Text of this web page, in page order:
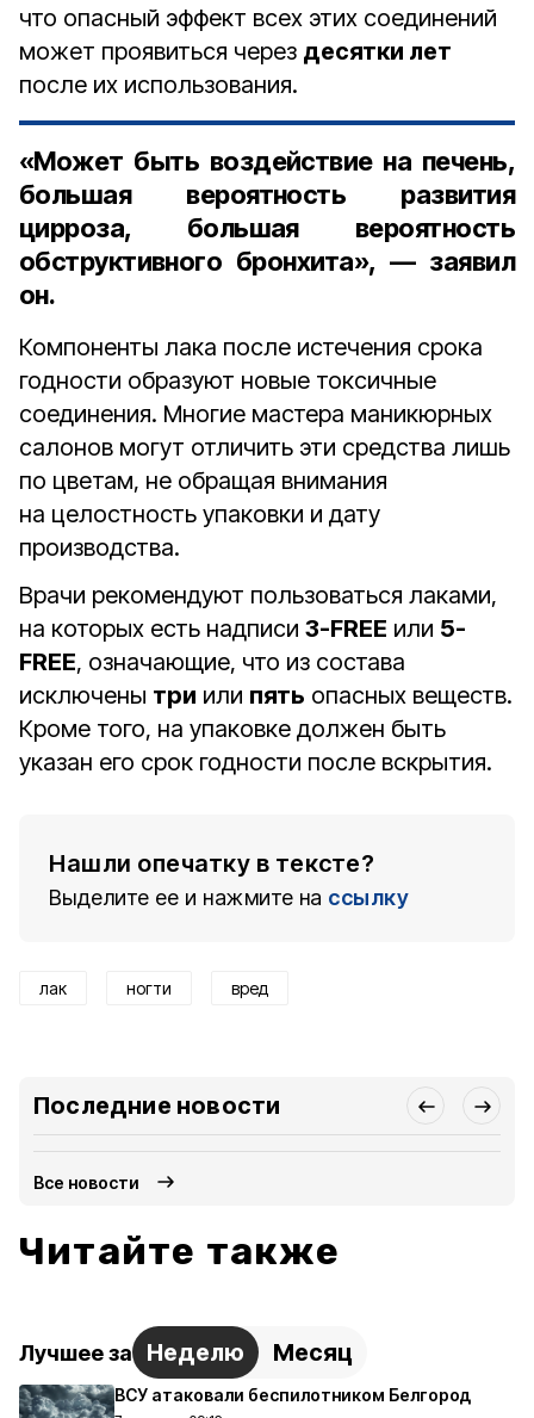
что опасный эффект всех этих соединений
может проявиться через десятки лет
после их использования.
«Может быть воздействие на печень,
большая вероятность развития
цирроза, большая вероятность
обструктивного бронхита», — заявил
он.
Компоненты лака после истечения срока
годности образуют новые токсичные
соединения. Многие мастера маникюрных
салонов могут отличить эти средства лишь
по цветам, не обращая внимания
на целостность упаковки и дату
производства.
Врачи рекомендуют пользоваться лаками,
на которых есть надписи 3-FREE или 5-
FREE, означающие, что из состава
исключены три или пять опасных веществ.
Кроме того, на упаковке должен быть
указан его срок годности после вскрытия.
Нашли опечатку в тексте?
Выделите ее и нажмите на ссылку
лак ногти вред
Последние новости
Все новости
Читайте также
Лучшее за Неделю Месяц
ВСУ атаковали беспилотником Белгород